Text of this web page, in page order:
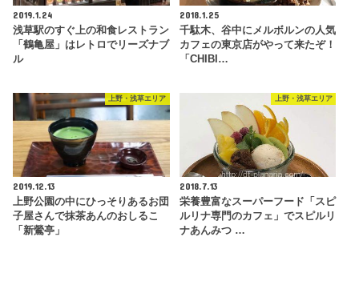
2019.1.24
浅草駅のすぐ上の和食レストラン
「鶴亀屋」はレトロでリーズナブ
ル
2018.1.25
千駄木、谷中にメルボルンの人気
カフェの東京店がやって来たぞ！
「CHIBI…
上野・浅草エリア
2019.12.13
上野公園の中にひっそりあるお団
子屋さんで抹茶あんのおしるこ
「新鶯亭」
上野・浅草エリア
2018.7.13
栄養豊富なスーパーフード「スピ
ルリナ専門のカフェ」でスピルリ
ナあんみつ …